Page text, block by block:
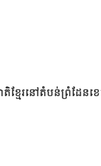
មែរនៅតំបន់ព្រំដែនខេ